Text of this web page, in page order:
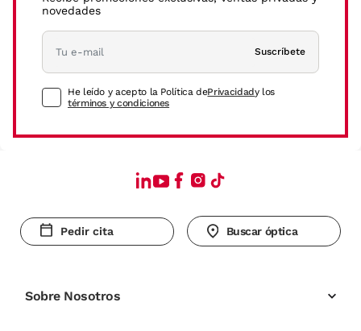
novedades
Suscríbete
He leído y acepto la Política dePrivacidady los
términos y condiciones
Pedir cita Buscar óptica
Sobre Nosotros